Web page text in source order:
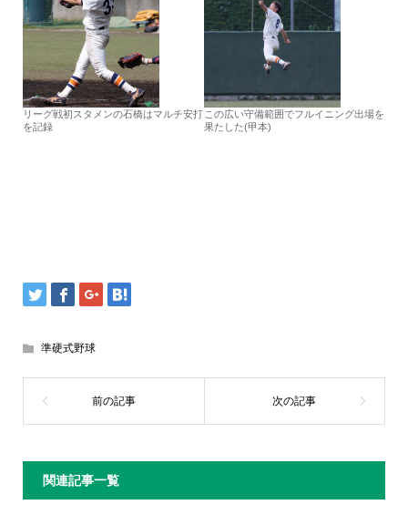
リーグ戦初スタメンの石橋はマルチ安打
を記録
この広い守備範囲でフルイニング出場を
果たした(甲本)
準硬式野球
関連記事一覧